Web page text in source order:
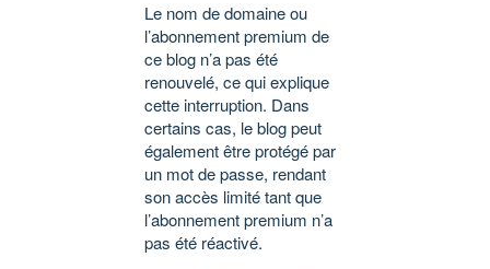
Le nom de domaine ou
l’abonnement premium de
ce blog n’a pas été
renouvelé, ce qui explique
cette interruption. Dans
certains cas, le blog peut
également être protégé par
un mot de passe, rendant
son accès limité tant que
l’abonnement premium n’a
pas été réactivé.